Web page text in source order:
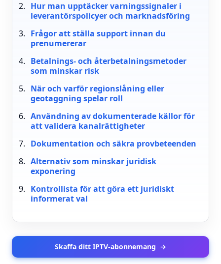
Hur man upptäcker varningssignaler i
leverantörspolicyer och marknadsföring
Frågor att ställa support innan du
prenumererar
Betalnings- och återbetalningsmetoder
som minskar risk
När och varför regionslåning eller
geotaggning spelar roll
Användning av dokumenterade källor för
att validera kanalrättigheter
Dokumentation och säkra provbeteenden
Alternativ som minskar juridisk
exponering
Kontrollista för att göra ett juridiskt
informerat val
Skaffa ditt IPTV-abonnemang →